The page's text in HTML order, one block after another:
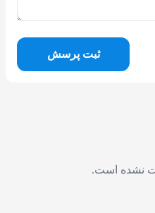
ثبت پرسش
نشده است.